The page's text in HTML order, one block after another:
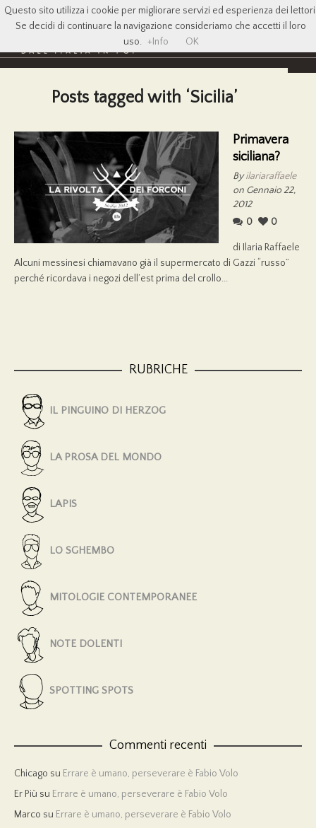
Posts tagged with ‘Sicilia’
Primavera
siciliana?
Byilariaraffaele
on Gennaio 22,
2012
0
0
di Ilaria Raffaele
Alcuni messinesi chiamavano già il supermercato di Gazzi “russo”
perché ricordava i negozi dell’est prima del crollo...
RUBRICHE
IL PINGUINO DI HERZOG
LA PROSA DEL MONDO
LAPIS
LO SGHEMBO
MITOLOGIE CONTEMPORANEE
NOTE DOLENTI
SPOTTING SPOTS
Commenti recenti
Chicago su Errare è umano, perseverare è Fabio Volo
Er Più su Errare è umano, perseverare è Fabio Volo
Marco su Errare è umano, perseverare è Fabio Volo
Questo sito utilizza i cookie per migliorare servizi ed esperienza dei
Se decidi di continuare la navigazione consideriamo che accetti il loro
uso. +Info OK